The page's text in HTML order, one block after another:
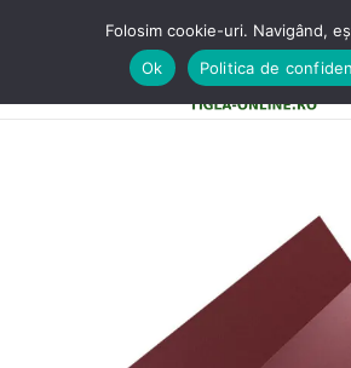
Folosim cookie-uri. Navigând,
Ok
Politica de